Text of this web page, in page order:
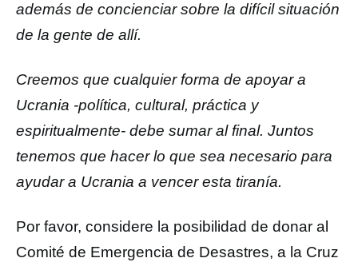
además de concienciar sobre la difícil situación
de la gente de allí.
Creemos que cualquier forma de apoyar a
Ucrania -política, cultural, práctica y
espiritualmente- debe sumar al final. Juntos
tenemos que hacer lo que sea necesario para
ayudar a Ucrania a vencer esta tiranía.
Por favor, considere la posibilidad de donar al
Comité de Emergencia de Desastres, a la Cruz